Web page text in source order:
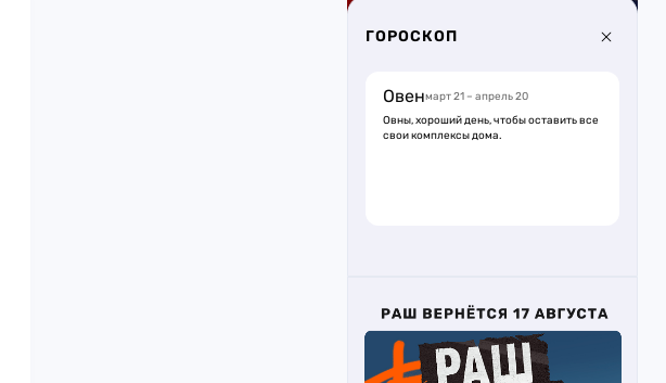
ГОРОСКОП
Овенмарт 21 – апрель 20
Овны, хороший день, чтобы оставить все
свои комплексы дома.